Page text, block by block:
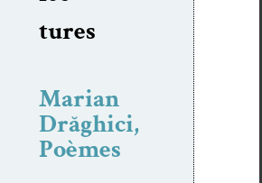
tures
Marian
Drăghici,
Poèmes